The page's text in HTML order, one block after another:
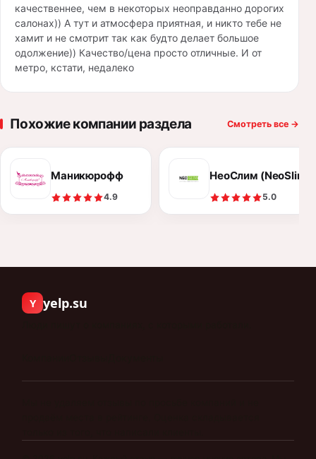
качественнее, чем в некоторых неоправданно дорогих
салонах)) А тут и атмосфера приятная, и никто тебе не
хамит и не смотрит так как будто делает большое
одолжение)) Качество/цена просто отличные. И от
метро, кстати, недалеко
Похожие компании раздела Смотреть все →
Маникюрофф
4.9
НеоСлим (NeoSlim)
5.0
Y yelp.su